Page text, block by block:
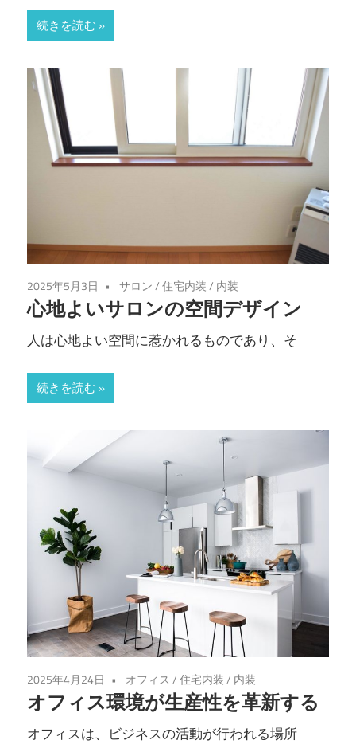
こ
に
続きを読む
2025年5月3日 サロン/住宅内装/ 内装
心地よいサロンの空間デザイン
人は心地よい空間に惹かれるものであり、そ
続きを読む
2025年4月24日 オフィス /住宅内装/ 内装
オフィス環境が生産性を革新する
オフィスは、ビジネスの活動が行われる場所